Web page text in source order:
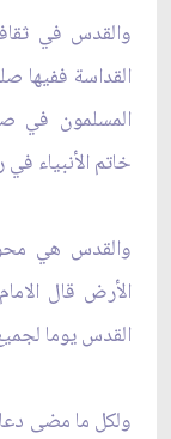
والقدس في
القداسة ففيها
المسلمون في
خاتم الأنبياء
والقدس هي
الأرض قال
القدس يوما
ولكل ما مضى دعا